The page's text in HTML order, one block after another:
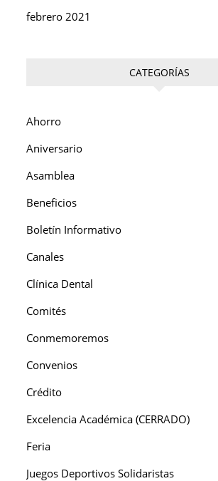
febrero 2021
CATEGORÍAS
Ahorro
Aniversario
Asamblea
Beneficios
Boletín Informativo
Canales
Clínica Dental
Comités
Conmemoremos
Convenios
Crédito
Excelencia Académica (CERRADO)
Feria
Juegos Deportivos Solidaristas